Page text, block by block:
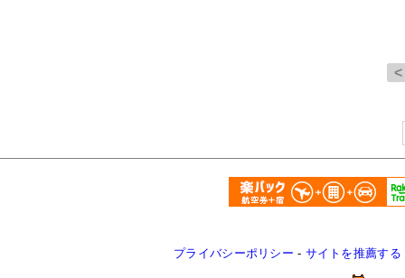
プライバシーポリシー - サイトを推薦する